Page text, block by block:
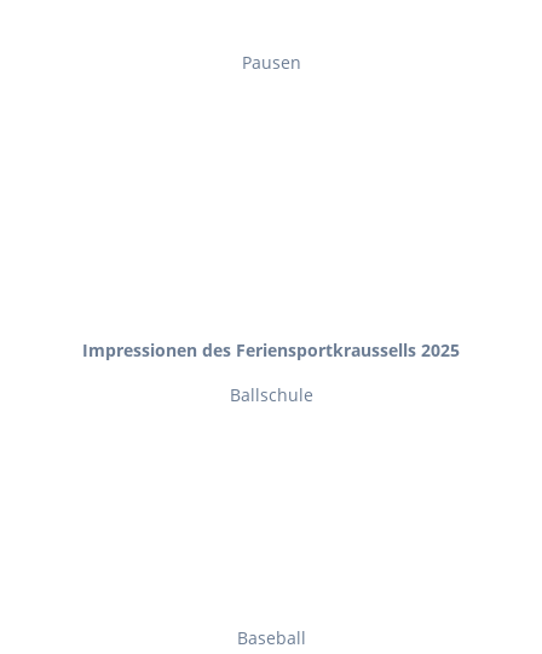
Pausen
Impressionen des Feriensportkraussells 2025
Ballschule
Baseball